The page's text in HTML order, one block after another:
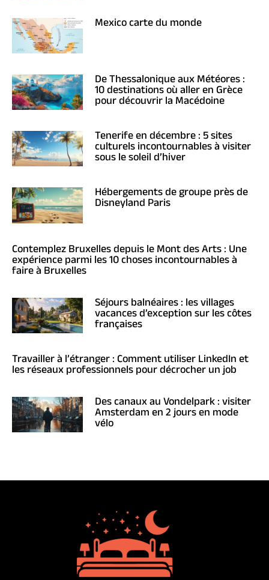
Mexico carte du monde
De Thessalonique aux Météores :
10 destinations où aller en Grèce
pour découvrir la Macédoine
Tenerife en décembre : 5 sites
culturels incontournables à visiter
sous le soleil d’hiver
Hébergements de groupe près de
Disneyland Paris
Contemplez Bruxelles depuis le Mont des Arts : Une
expérience parmi les 10 choses incontournables à
faire à Bruxelles
Séjours balnéaires : les villages
vacances d’exception sur les côtes
françaises
Travailler à l’étranger : Comment utiliser LinkedIn et
les réseaux professionnels pour décrocher un job
Des canaux au Vondelpark : visiter
Amsterdam en 2 jours en mode
vélo